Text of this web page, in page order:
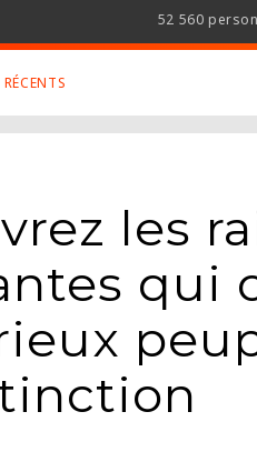
52 560
Légales
Générales
les
qui